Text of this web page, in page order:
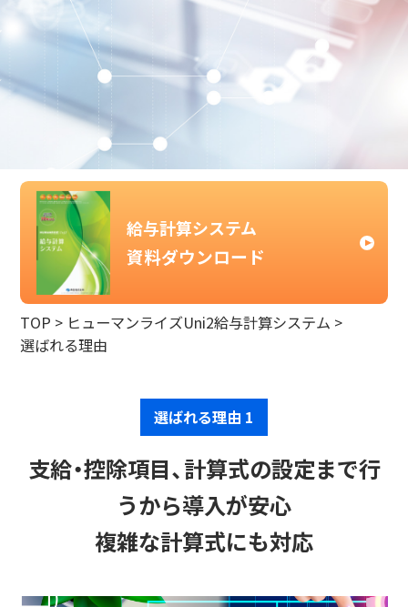
給与計算システム
資料ダウンロード
TOP > ヒューマンライズUni2給与計算システム >
選ばれる理由
選ばれる理由 1
支給・控除項目、計算式の設定まで行
うから導入が安心
複雑な計算式にも対応